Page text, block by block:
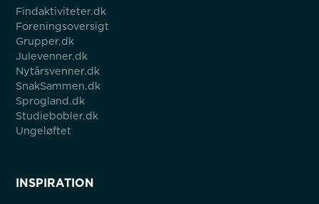
Findaktiviteter.dk
Foreningsoversigt
Grupper.dk
Julevenner.dk
Nytårsvenner.dk
SnakSammen.dk
Sprogland.dk
Studiebobler.dk
Ungeløftet
INSPIRATION